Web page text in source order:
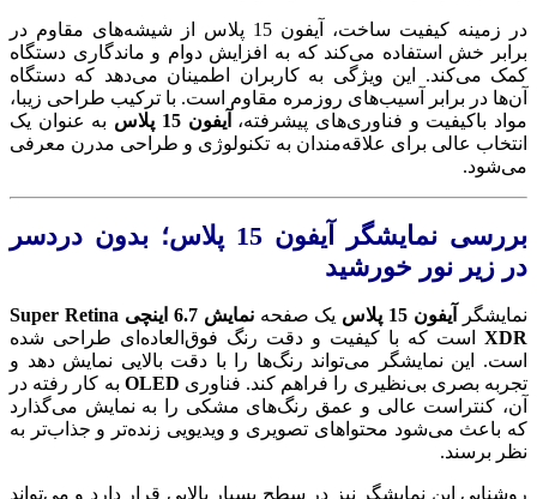
در زمینه کیفیت ساخت، آیفون 15 پلاس از شیشه‌های مقاوم در
برابر خش استفاده می‌کند که به افزایش دوام و ماندگاری دستگاه
کمک می‌کند. این ویژگی به کاربران اطمینان می‌دهد که دستگاه
آن‌ها در برابر آسیب‌های روزمره مقاوم است. با ترکیب طراحی زیبا،
مواد باکیفیت و فناوری‌های پیشرفته، آیفون 15 پلاس
به عنوان یک
انتخاب عالی برای علاقه‌مندان به تکنولوژی و طراحی مدرن معرفی
می‌شود.
بررسی نمایشگر آیفون 15 پلاس؛ بدون دردسر
در زیر نور خورشید
نمایشگر آیفون 15 پلاس یک صفحه ‌
نمایش 6.7 اینچی Super Retina
XDR است که با کیفیت و دقت رنگ فوق‌العاده‌ای طراحی شده
است. این نمایشگر می‌تواند رنگ‌ها را با دقت بالایی نمایش دهد و
تجربه بصری بی‌نظیری را فراهم کند. فناوری OLED به کار رفته در
آن، کنتراست عالی و عمق رنگ‌های مشکی را به نمایش می‌گذارد
که باعث می‌شود محتواهای تصویری و ویدیویی زنده‌تر و جذاب‌تر به
نظر برسند.
روشنایی این نمایشگر نیز در سطح بسیار بالایی قرار دارد و می‌تواند